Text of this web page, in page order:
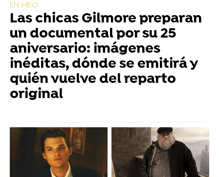
EN HBO
Las chicas Gilmore preparan
un documental por su 25
aniversario: imágenes
inéditas, dónde se emitirá y
quién vuelve del reparto
original